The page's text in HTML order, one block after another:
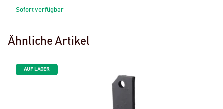
Sofort verfügbar
Ähnliche Artikel
AUF LAGER